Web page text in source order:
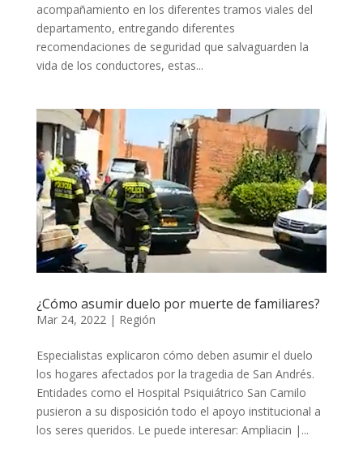
acompañamiento en los diferentes tramos viales del
departamento, entregando diferentes
recomendaciones de seguridad que salvaguarden la
vida de los conductores, estas...
¿Cómo asumir duelo por muerte de familiares?
Mar 24, 2022 | Región
Especialistas explicaron cómo deben asumir el duelo
los hogares afectados por la tragedia de San Andrés.
Entidades como el Hospital Psiquiátrico San Camilo
pusieron a su disposición todo el apoyo institucional a
los seres queridos. Le puede interesar: Ampliacin |...